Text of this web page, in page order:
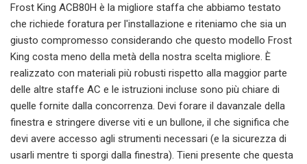
Frost King ACB80H è la migliore staffa che abbiamo testato
che richiede foratura per l'installazione e riteniamo che sia un
giusto compromesso considerando che questo modello Frost
King costa meno della metà della nostra scelta migliore. È
realizzato con materiali più robusti rispetto alla maggior parte
delle altre staffe AC e le istruzioni incluse sono più chiare di
quelle fornite dalla concorrenza. Devi forare il davanzale della
finestra e stringere diverse viti e un bullone, il che significa che
devi avere accesso agli strumenti necessari (e la sicurezza di
usarli mentre ti sporgi dalla finestra). Tieni presente che questa